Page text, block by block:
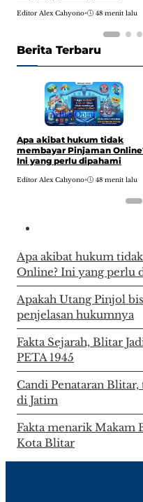
Editor Alex Cahyono• 48 menit lalu
Berita Terbaru
ArtikelOpini
Apa akibat hukum tidak
membayar Pinjaman
Ini yang perlu dipahami
Editor Alex Cahyono• 48 menit lalu
Apa akibat hukum
Online? Ini yang perlu
Apakah Utang Pinjol
penjelasan hukumnya
Fakta Sejarah, Blitar
PETA 1945
Candi Penataran
di Jatim
Fakta menarik Makam
Kota Blitar